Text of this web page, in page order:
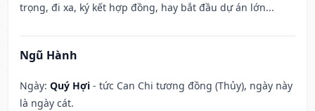
trọng, đi xa, ký kết hợp đồng, hay bắt đầu dự án lớn...
Ngũ Hành
Ngày: Quý Hợi - tức Can Chi tương đồng (Thủy), ngày này
là ngày cát.